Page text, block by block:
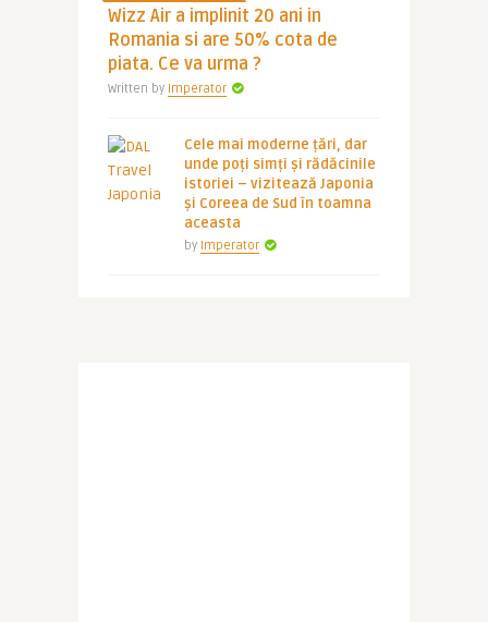
Wizz Air a implinit 20 ani in
Romania si are 50% cota de
piata. Ce va urma ?
Written by Imperator
Cele mai moderne țări, dar
unde poți simți și rădăcinile
istoriei – vizitează Japonia
și Coreea de Sud în toamna
aceasta
by Imperator